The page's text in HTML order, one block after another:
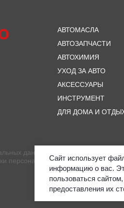
АВТОМАСЛА
АВТОЗАПЧАСТИ
АВТОХИМИЯ
УХОД ЗА АВТО
АКСЕССУАРЫ
ИНСТРУМЕНТ
ДЛЯ ДОМА И
данных
персональных данных
Сайт использует
информацию о вас.
пользоваться
предоставления их